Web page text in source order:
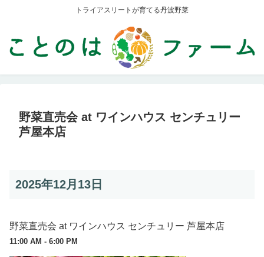
トライアスリートが育てる丹波野菜
野菜直売会 at ワインハウス センチュリー
芦屋本店
2025年12月13日
野菜直売会 at ワインハウス センチュリー 芦屋本店
11:00 AM - 6:00 PM